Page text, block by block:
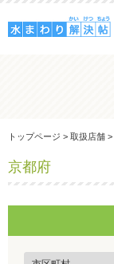
トップページ > 取扱店舗 >
京都府